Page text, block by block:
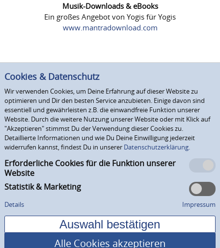
Musik-Downloads & eBooks
Ein großes Angebot von Yogis für Yogis
www.mantradownload.com
Cookies & Datenschutz
Wir verwenden Cookies, um Deine Erfahrung auf dieser Website zu
optimieren und Dir den besten Service anzubieten. Einige davon sind
essentiell und gewährleisten z.B. die einwandfreie Funktion unserer
Website. Durch die weitere Nutzung unserer Website oder mit Klick auf
"Akzeptieren" stimmst Du der Verwendung dieser Cookies zu.
Detaillierte Informationen und wie Du Deine Einwilligung jederzeit
widerrufen kannst, findest Du in unserer Datenschutzerklärung.
Erforderliche Cookies für die Funktion unserer
Website
Statistik & Marketing
Details Impressum
Alle Cookies akzeptieren